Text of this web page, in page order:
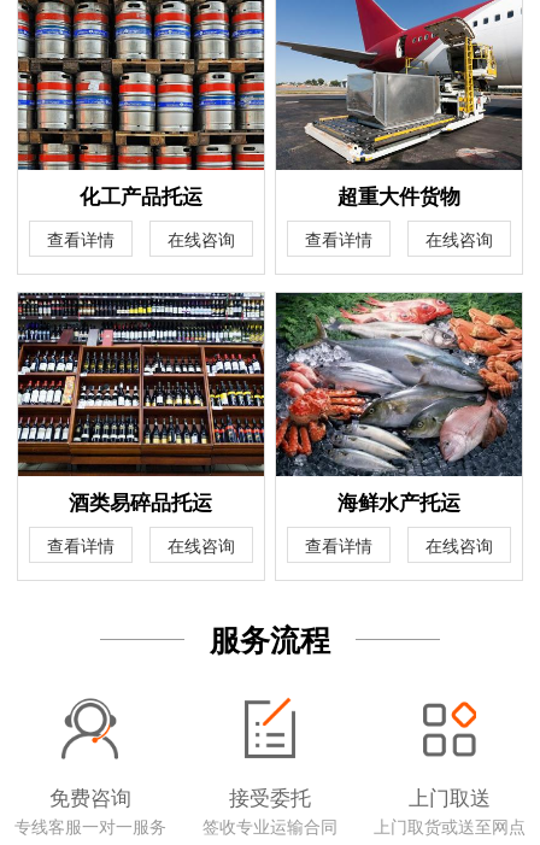
化工产品托运
查看详情 在线咨询
超重大件货物
查看详情 在线咨询
酒类易碎品托运
查看详情 在线咨询
海鲜水产托运
查看详情 在线咨询
服务流程
免费咨询
专线客服一对一服务
接受委托
签收专业运输合同
上门取送
上门取货或送至网点